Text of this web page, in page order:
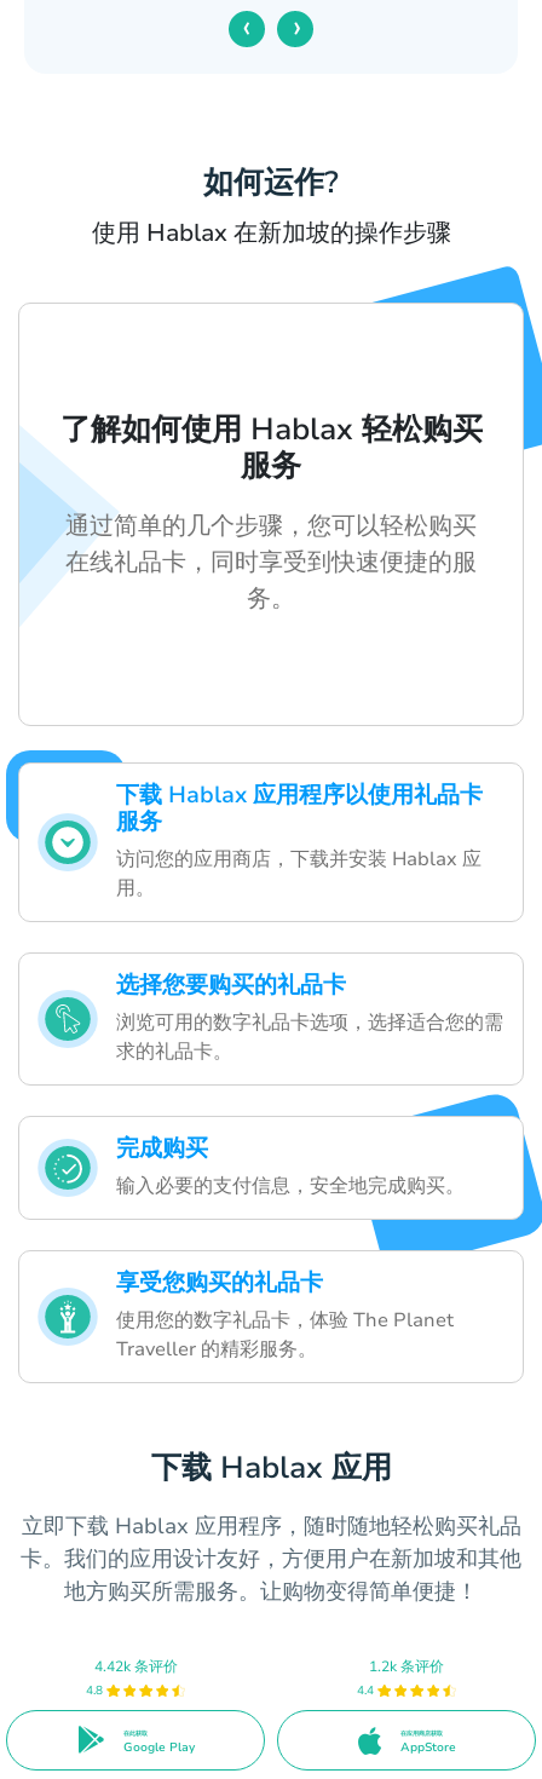
‹ ›
如何运作?
使用 Hablax 在新加坡的操作步骤
下载 Hablax 应用程序以使用礼品卡
服务
访问您的应用商店，下载并安装 Hablax 应
用。
选择您要购买的礼品卡
浏览可用的数字礼品卡选项，选择适合您的需
求的礼品卡。
完成购买
输入必要的支付信息，安全地完成购买。
享受您购买的礼品卡
使用您的数字礼品卡，体验 The Planet
Traveller 的精彩服务。
了解如何使用 Hablax 轻松购买
服务
通过简单的几个步骤，您可以轻松购买
在线礼品卡，同时享受到快速便捷的服
务。
下载 Hablax 应用
立即下载 Hablax 应用程序，随时随地轻松购买礼品
卡。我们的应用设计友好，方便用户在新加坡和其他
地方购买所需服务。让购物变得简单便捷！
4.42k 条评价
4.8
在此获取
Google Play
1.2k 条评价
4.4
在应用商店获取
AppStore